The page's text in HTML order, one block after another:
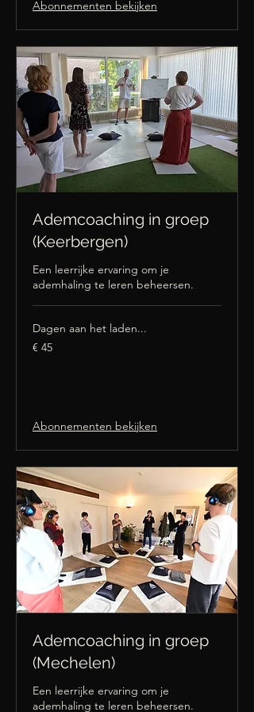
Abonnementen bekijken
Ademcoaching in groep
(Keerbergen)
Een leerrijke ervaring om je
ademhaling te leren beheersen.
Dagen aan het laden...
45
euro
€ 45
Abonnementen bekijken
Ademcoaching in groep
(Mechelen)
Een leerrijke ervaring om je
ademhaling te leren beheersen.